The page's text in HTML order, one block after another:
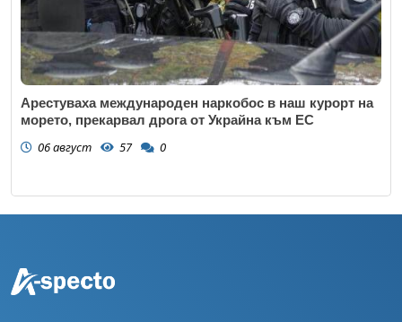
Арестуваха международен наркобос в наш курорт на
морето, прекарвал дрога от Украйна към ЕС
06 август 57 0